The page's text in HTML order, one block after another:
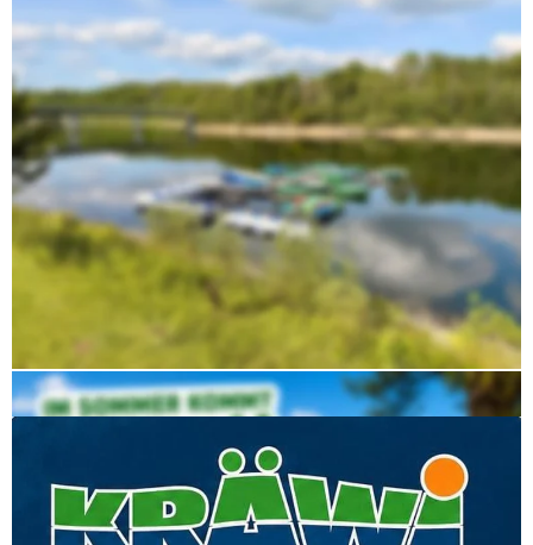
Auf unseren Social-Media-Kanälen informieren wir
regelmäßig über Familienfeste, Sunset-Afterwork-
Events, saisonale Aktionen und besondere
Veranstaltungen direkt am See.
Der Eintritt zur Kräwi ist frei.
Parkplätze und Toiletten können gegen eine kleine
Gebühr genutzt werden.
WhatsApp und Telefon: +4915152968503